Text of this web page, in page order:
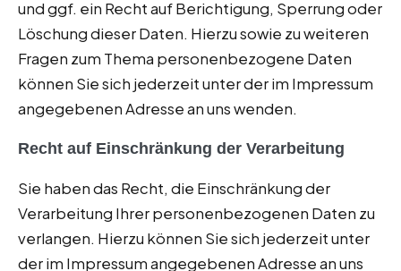
und ggf. ein Recht auf Berichtigung, Sperrung oder
Löschung dieser Daten. Hierzu sowie zu weiteren
Fragen zum Thema personenbezogene Daten
können Sie sich jederzeit unter der im Impressum
angegebenen Adresse an uns wenden.
Recht auf Einschränkung der Verarbeitung
Sie haben das Recht, die Einschränkung der
Verarbeitung Ihrer personenbezogenen Daten zu
verlangen. Hierzu können Sie sich jederzeit unter
der im Impressum angegebenen Adresse an uns